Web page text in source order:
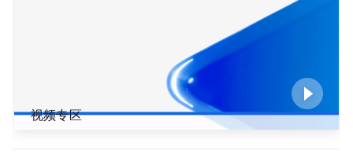
视频专区